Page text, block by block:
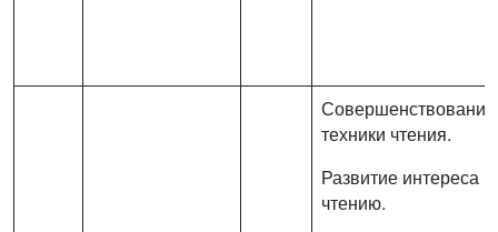
Совершенствование
техники чтения.
Развитие интереса к
чтению.